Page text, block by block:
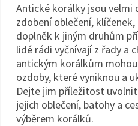
Antické korálky jsou velmi
zdobení oblečení,
doplněk k jiným druhům
lidé rádi vyčnívají z řady a
antickým korálkům
ozdoby, které vyniknou a
Dejte jim příležitost
jejich oblečení, batohy a
výběrem korálků.